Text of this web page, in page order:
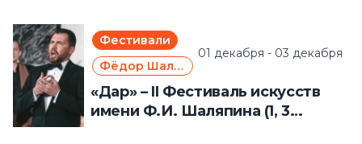
Фестивали
Фёдор Шаляпин
01 декабря - 03 декабря
«Дар» – II Фестиваль искусств
имени Ф.И. Шаляпина (1, 3